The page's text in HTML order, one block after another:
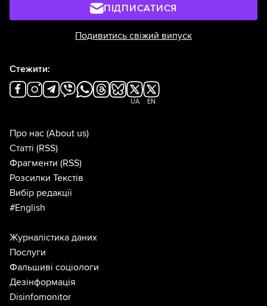
ПІДПИСАТИСЯ
Подивитись свіжий випуск
Стежити:
UA EN
Про нас (About us)
Статті (RSS)
Фрагменти (RSS)
Розсилки Текстів
Вибір редакції
#English
Журналістика даних
Послуги
Фальшиві соціологи
Дезінформація
Disinfomonitor